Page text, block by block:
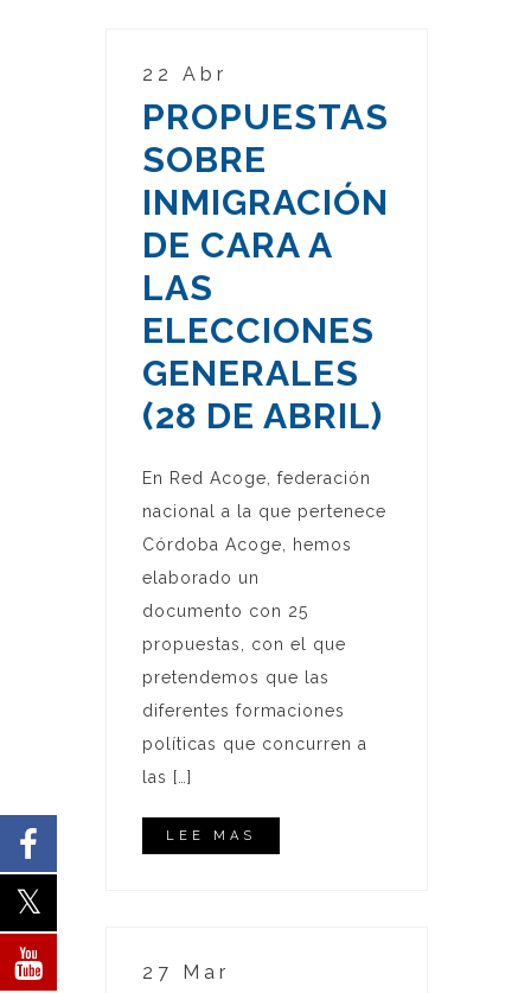
22 Abr
PROPUESTAS
SOBRE
INMIGRACIÓN
DE CARA A
LAS
ELECCIONES
GENERALES
(28 DE ABRIL)
En Red Acoge, federación
nacional a la que pertenece
Córdoba Acoge, hemos
elaborado un
documento con 25
propuestas, con el que
pretendemos que las
diferentes formaciones
políticas que concurren a
las […]
LEE MAS
27 Mar